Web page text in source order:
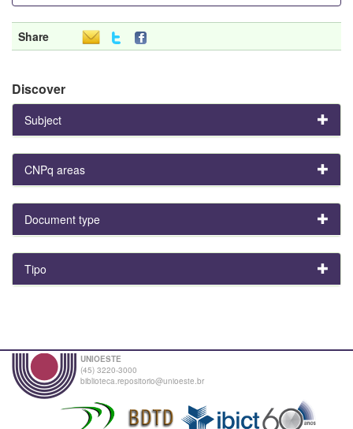
Share
Discover
Subject
CNPq areas
Document type
Tipo
UNIOESTE
(45) 3220-3000
biblioteca.repositorio@unioeste.br